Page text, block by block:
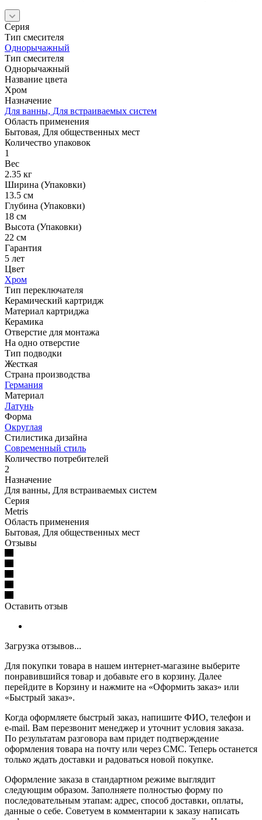
Серия
Тип смесителя
Однорычажный
Тип смесителя
Однорычажный
Название цвета
Хром
Назначение
Для ванны, Для встраиваемых систем
Область применения
Бытовая, Для общественных мест
Количество упаковок
1
Вес
2.35 кг
Ширина (Упаковки)
13.5 см
Глубина (Упаковки)
18 см
Высота (Упаковки)
22 см
Гарантия
5 лет
Цвет
Хром
Тип переключателя
Керамический картридж
Материал картриджа
Керамика
Отверстие для монтажа
На одно отверстие
Тип подводки
Жесткая
Страна производства
Германия
Материал
Латунь
Форма
Округлая
Стилистика дизайна
Современный стиль
Количество потребителей
2
Назначение
Для ванны, Для встраиваемых систем
Серия
Metris
Область применения
Бытовая, Для общественных мест
Отзывы
Оставить отзыв
Загрузка отзывов...
Для покупки товара в нашем интернет-магазине выберите
понравившийся товар и добавьте его в корзину. Далее
перейдите в Корзину и нажмите на «Оформить заказ» или
«Быстрый заказ».
Когда оформляете быстрый заказ, напишите ФИО, телефон и
e-mail. Вам перезвонит менеджер и уточнит условия заказа.
По результатам разговора вам придет подтверждение
оформления товара на почту или через СМС. Теперь останется
только ждать доставки и радоваться новой покупке.
Оформление заказа в стандартном режиме выглядит
следующим образом. Заполняете полностью форму по
последовательным этапам: адрес, способ доставки, оплаты,
данные о себе. Советуем в комментарии к заказу написать